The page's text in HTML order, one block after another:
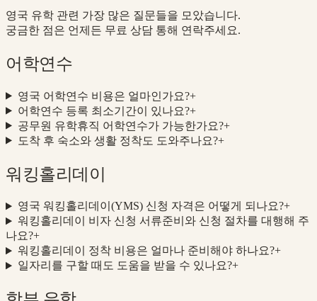
영국 유학 관련 가장 많은 질문들을 모았습니다.
궁금한 점은 언제든 무료 상담 통해 연락주세요.
어학연수
영국 어학연수 비용은 얼마인가요?+
어학연수 등록 최소기간이 있나요?+
공무원 유학휴직 어학연수가 가능한가요?+
도착 후 숙소와 생활 정착도 도와주나요?+
워킹홀리데이
영국 워킹홀리데이(YMS) 신청 자격은 어떻게 되나요?+
워킹홀리데이 비자 신청 서류준비와 신청 절차를 대행해 주
나요?+
워킹홀리데이 정착 비용은 얼마나 준비해야 하나요?+
일자리를 구할 때도 도움을 받을 수 있나요?+